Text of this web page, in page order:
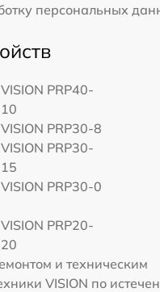
персональных
VISION PRP40-
10
VISION PRP30-8
VISION PRP30-
15
VISION PRP30-0
VISION PRP20-
20
и техническим
VISION по